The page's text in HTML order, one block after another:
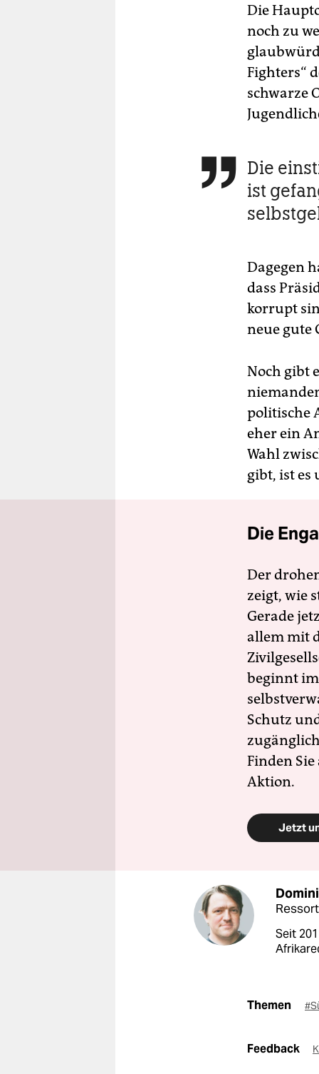
Die
noch zu
Fighters“
schwarze
 Die
ist
Dagegen
dass
korrupt
neue gute
Noch gibt
politische
eher ein
Wahl
gibt, ist es
Die
Der
zeigt, wie
Gerade
allem mit
beginnt
Schutz
Finden
Aktion.
Jetzt
Seit
Themen
Feedback